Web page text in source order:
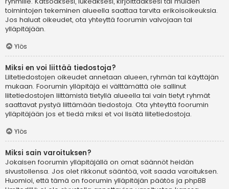
toimintojen tekeminen alueella saattaa tarvita erikoisoikeuksia.
Jos haluat oikeudet, ota yhteyttä foorumin valvojaan tai
ylläpitäjään.
Ylös
Miksi en voi liittää tiedostoja?
Liitetiedostojen oikeudet annetaan alueen, ryhmän tai käyttäjän
mukaan. Foorumin ylläpitäjä ei välttämättä ole sallinut
liitetiedostojen liittämistä tietyllä alueella tai vain tietyt ryhmät
saattavat pystyä liittämään tiedostoja. Ota yhteyttä foorumin
ylläpitäjään jos et tiedä miksi et voi lisätä liitetiedostoja.
Ylös
Miksi sain varoituksen?
Jokaisen foorumin ylläpitäjällä on omat säännöt heidän
sivustollensa. Jos olet rikkonut sääntöä, voit saada varoituksen.
Huomioi, että tämä on foorumin ylläpitäjän päätös ja phpBB